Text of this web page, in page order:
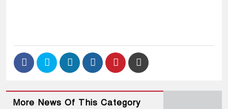
More News Of This Category